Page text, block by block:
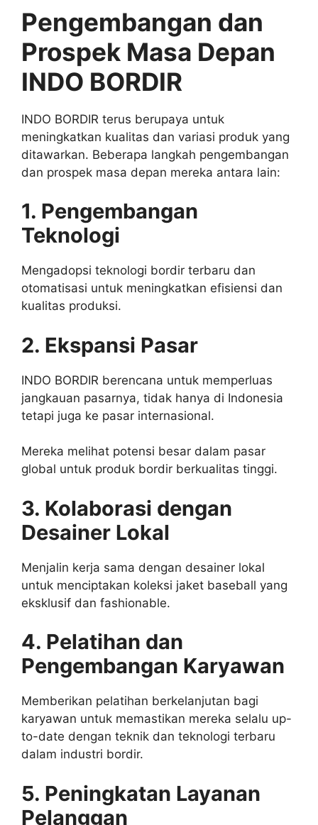
Pengembangan dan
Prospek Masa Depan
INDO BORDIR
INDO BORDIR terus berupaya untuk
meningkatkan kualitas dan variasi produk yang
ditawarkan. Beberapa langkah pengembangan
dan prospek masa depan mereka antara lain:
1. Pengembangan
Teknologi
Mengadopsi teknologi bordir terbaru dan
otomatisasi untuk meningkatkan efisiensi dan
kualitas produksi.
2. Ekspansi Pasar
INDO BORDIR berencana untuk memperluas
jangkauan pasarnya, tidak hanya di Indonesia
tetapi juga ke pasar internasional.
Mereka melihat potensi besar dalam pasar
global untuk produk bordir berkualitas tinggi.
3. Kolaborasi dengan
Desainer Lokal
Menjalin kerja sama dengan desainer lokal
untuk menciptakan koleksi jaket baseball yang
eksklusif dan fashionable.
4. Pelatihan dan
Pengembangan Karyawan
Memberikan pelatihan berkelanjutan bagi
karyawan untuk memastikan mereka selalu up-
to-date dengan teknik dan teknologi terbaru
dalam industri bordir.
5. Peningkatan Layanan
Pelanggan